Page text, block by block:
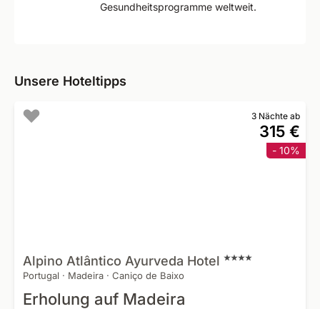
Gesundheitsprogramme weltweit.
Unsere Hoteltipps
3 Nächte ab
315 €
- 10%
Alpino Atlântico Ayurveda Hotel
Portugal · Madeira · Caniço de Baixo
Erholung auf Madeira